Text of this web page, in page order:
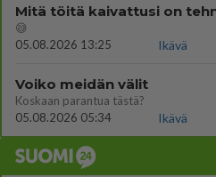
Mitä töitä kaivattusi on
😅
05.08.2026 13:25
Ikävä
Voiko meidän välit
Koskaan parantua tästä?
05.08.2026 05:34
Ikävä